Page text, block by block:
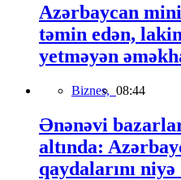
Azərbaycan
təmin edən,
yetməyən
Biznes, 08:44
Ənənəvi
altında:
qaydalarını